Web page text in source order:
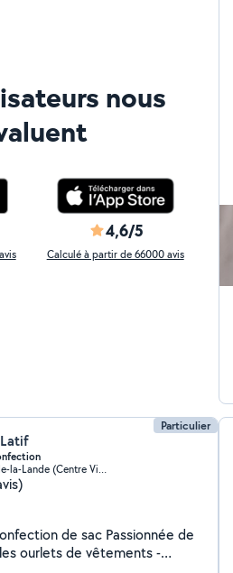
nous
4,6/5
Calculé à partir de 66000 avis
Particulier
Saint-Jacques-de-la-Lande (Centre Ville)
de sac Passionnée de
ourlets de vêtements -